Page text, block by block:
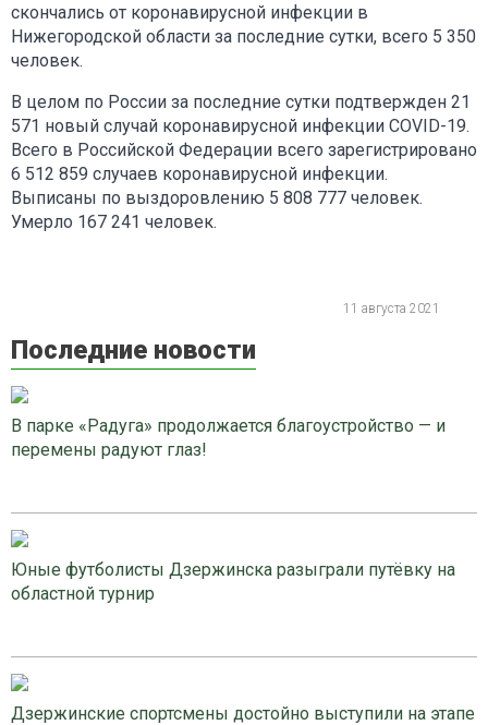
скончались от коронавирусной инфекции в
Нижегородской области за последние сутки, всего 5 350
человек.
В целом по России за последние сутки подтвержден 21
571 новый случай коронавирусной инфекции COVID-19.
Всего в Российской Федерации всего зарегистрировано
6 512 859 случаев коронавирусной инфекции.
Выписаны по выздоровлению 5 808 777 человек.
Умерло 167 241 человек.
11 августа 2021
Последние новости
В парке «Радуга» продолжается благоустройство — и
перемены радуют глаз!
Юные футболисты Дзержинска разыграли путёвку на
областной турнир
Дзержинские спортсмены достойно выступили на этапе